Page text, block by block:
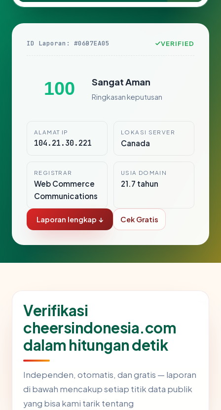
ID Laporan: #06B7EA05 VERIFIED
100 Sangat Aman
Ringkasan keputusan
ALAMAT IP
104.21.30.221
LOKASI SERVER
Canada
REGISTRAR
Web Commerce
Communications
USIA DOMAIN
21.7 tahun
Laporan lengkap ↓ Cek Gratis
Verifikasi
cheersindonesia.com
dalam hitungan detik
Independen, otomatis, dan gratis — laporan
di bawah mencakup setiap titik data publik
yang bisa kami tarik tentang